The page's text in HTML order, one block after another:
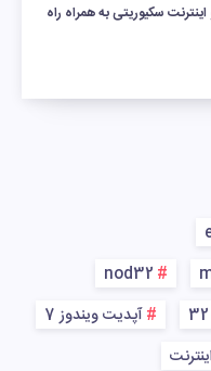
در نصب نود 32 و اینترنت سکیوریتی به همراه راه
nod32
آپدیت ویندوز 7